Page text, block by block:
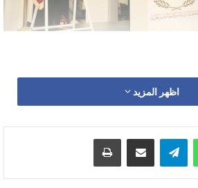
الملك محمد السادس، رسالة إلى
السنوية المشتركة للهيئات المالية
اليوم السبت بالرباط.
للرسالة الملكية السامية التي تلاها
اظهر المزيد
واتساب تيلقرام مشاركة عبر البريد طباعة